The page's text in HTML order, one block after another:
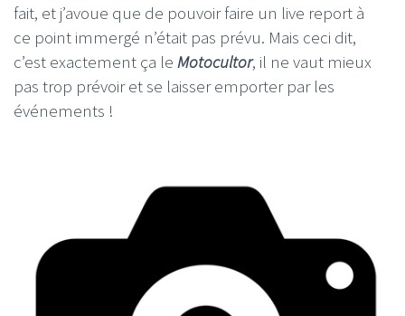
fait, et j’avoue que de pouvoir faire un live report à
ce point immergé n’était pas prévu. Mais ceci dit,
c’est exactement ça le Motocultor, il ne vaut mieux
pas trop prévoir et se laisser emporter par les
événements !